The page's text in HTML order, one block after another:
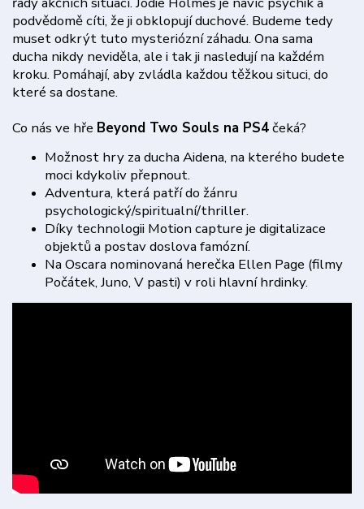
podvědomě cíti, že ji obklopují duchové. Budeme tedy
muset odkrýt tuto mysteriózní záhadu. Ona sama
ducha nikdy neviděla, ale i tak ji nasledují na každém
kroku. Pomáhají, aby zvládla každou těžkou situci, do
které sa dostane.
Co nás ve hře Beyond Two Souls na PS4čeká?
Možnost hry za ducha Aidena, na kterého budete
moci kdykoliv přepnout.
Adventura, která patří do žánru
psychologický/spiritualní/thriller.
Díky technologii Motion capture je digitalizace
objektů a postav doslova famózní.
Na Oscara nominovaná herečka Ellen Page (filmy
Počátek, Juno, V pasti) v roli hlavní hrdinky.